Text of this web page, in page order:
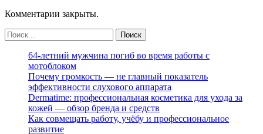
Комментарии закрыты.
64-летний мужчина погиб во время работы с
мотоблоком
Почему громкость — не главный показатель
эффективности слухового аппарата
Dermatime: профессиональная косметика для ухода за
кожей — обзор бренда и средств
Как совмещать работу, учёбу и профессиональное
развитие